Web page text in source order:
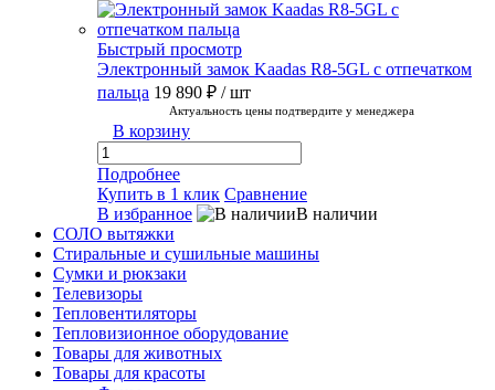
Быстрый просмотр
Электронный замок Kaadas R8-5GL с отпечатком
пальца 19 890 ₽ / шт
Актуальность цены подтвердите у менеджера
В корзину
Подробнее
Купить в 1 клик Сравнение
В избранное
В наличии
СОЛО вытяжки
Стиральные и сушильные машины
Сумки и рюкзаки
Телевизоры
Тепловентиляторы
Тепловизионное оборудование
Товары для животных
Товары для красоты